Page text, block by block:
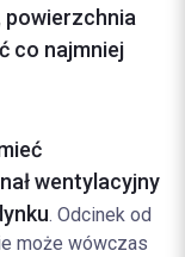
powierzchnia
co najmniej
wentylacyjny
. Odcinek od
może wówczas